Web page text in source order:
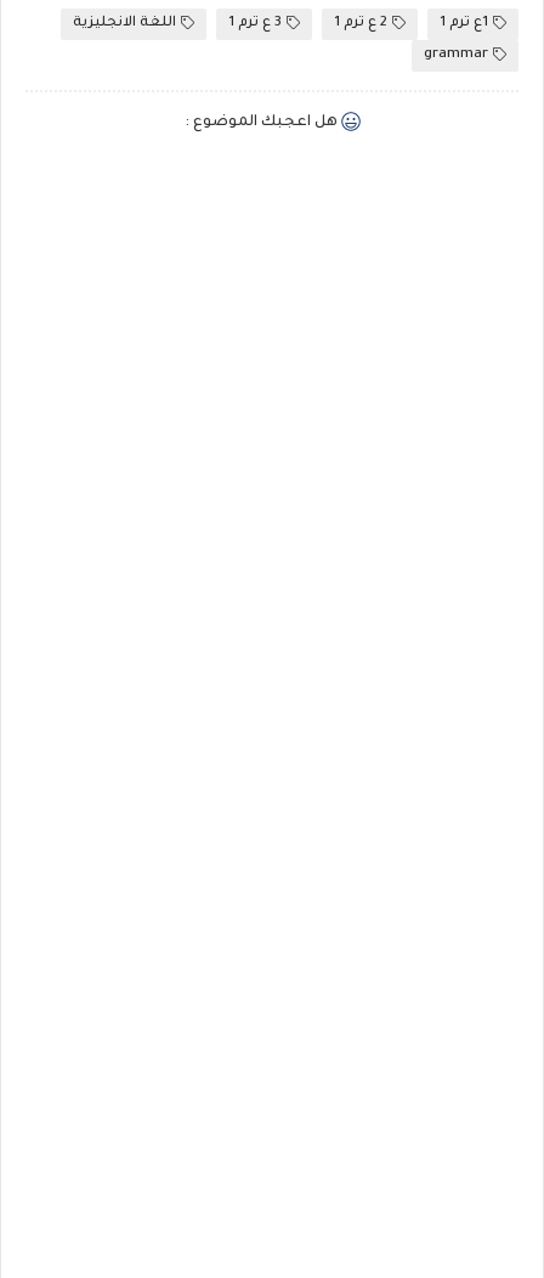
1ع ترم 1 2 ع ترم 1 3 ع ترم 1
اللغة الانجليزية
grammar
هل اعجبك الموضوع :